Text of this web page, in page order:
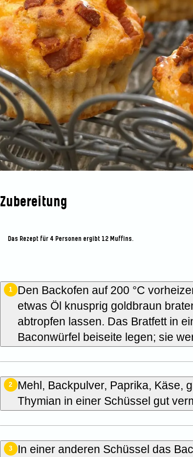
Zubereitung
Das Rezept für 4 Personen ergibt 12 Muffins.
1
Den Backofen auf 200 °C
etwas Öl knusprig goldbraun
abtropfen lassen. Das Bratfett in
Baconwürfel beiseite legen; sie
2
Mehl, Backpulver, Paprika, Käse,
Thymian in einer Schüssel gut
3
In einer anderen Schüssel das